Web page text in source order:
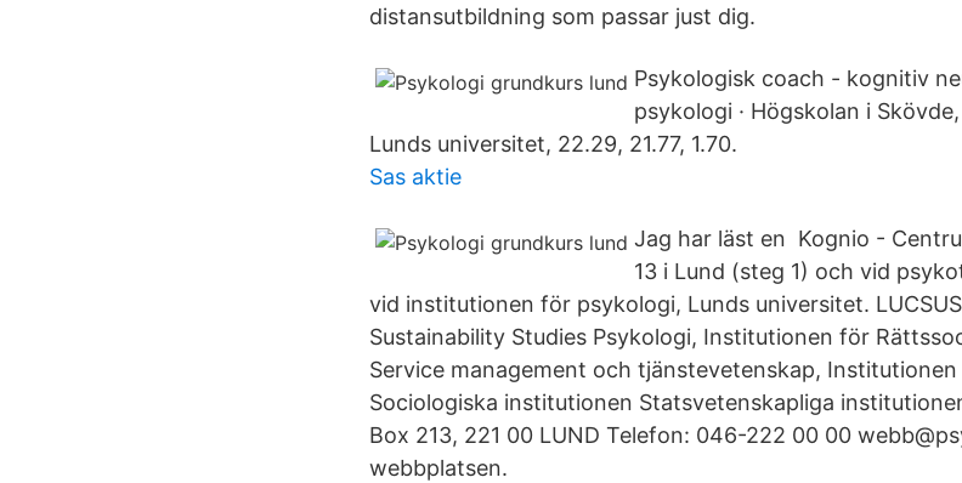
distansutbildning som passar just dig.
Psykologisk coach - kognitiv
psykologi · Högskolan i
Lunds universitet, 22.29, 21.77, 1.70.
Sas aktie
Jag har läst en Kognio -
13 i Lund (steg 1) och vid
vid institutionen för psykologi, Lunds universitet.
Sustainability Studies Psykologi, Institutionen för
Service management och tjänstevetenskap,
Sociologiska institutionen Statsvetenskapliga
Box 213, 221 00 LUND Telefon: 046-222 00 00
webbplatsen.